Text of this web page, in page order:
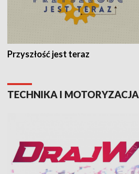
Przyszłość jest teraz
TECHNIKA I MOTORYZACJA